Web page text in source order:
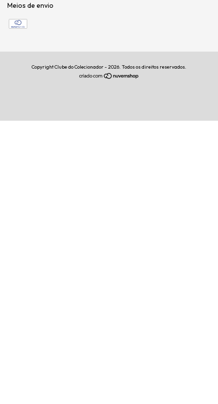
Meios de envio
Copyright Clube do Colecionador - 2026. Todos os direitos reservados.